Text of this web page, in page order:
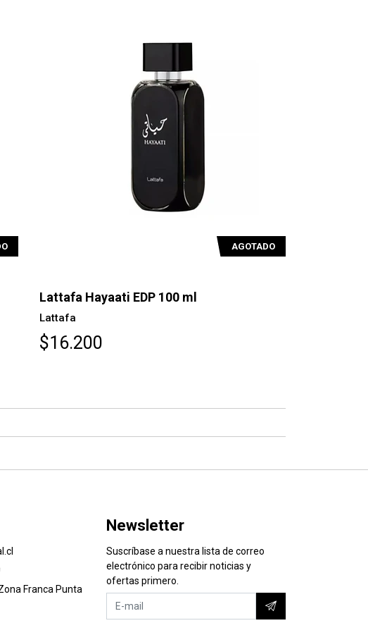
AGOTADO
Lattafa Hayaati EDP 100 ml
Lattafa
$16.200
Franca Punta
Newsletter
Suscríbase a nuestra lista de correo
electrónico para recibir noticias y
ofertas primero.